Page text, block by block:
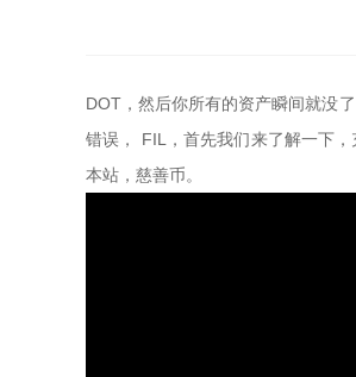
DOT，然后你所有的资产瞬间就没
错误， FIL，首先我们来了解一下
本站，慈善币。